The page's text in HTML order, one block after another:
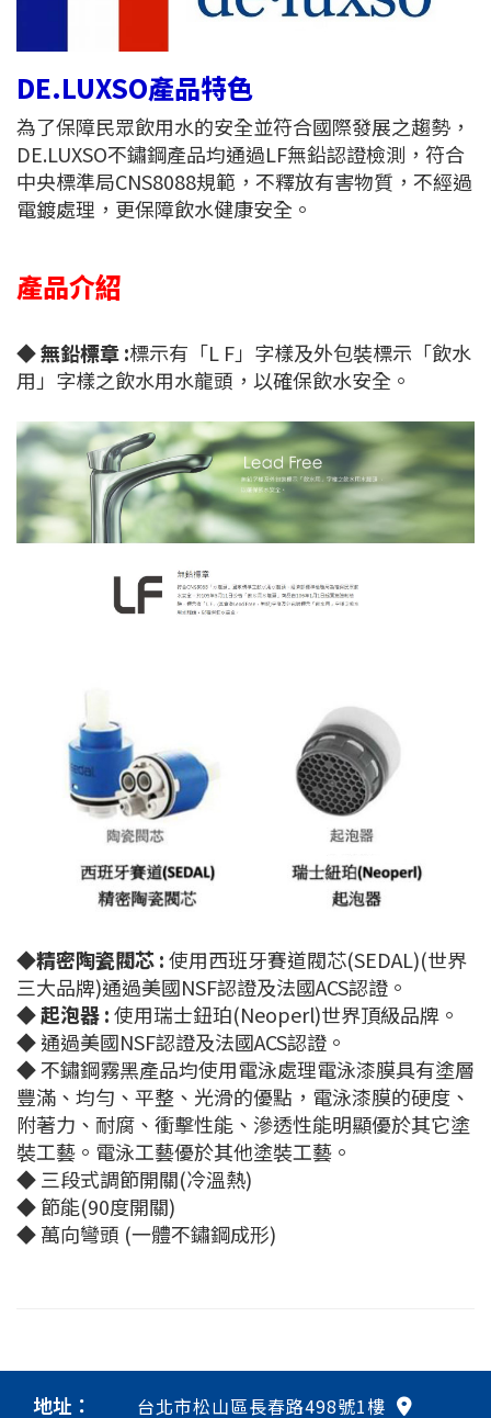
DE.LUXSO產品特色
為了保障民眾飲用水的安全並符合國際發展之趨勢，
DE.LUXSO不鏽鋼產品均通過LF無鉛認證檢測，符合
中央標準局CNS8088規範，不釋放有害物質，不經過
電鍍處理，更保障飲水健康安全。
產品介紹
◆無鉛標章 :標示有「L F」字樣及外包裝標示「飲水
用」字樣之飲水用水龍頭，以確保飲水安全。
◆精密陶瓷閥芯 :使用西班牙賽道閥芯(SEDAL)(世界
三大品牌)通過美國NSF認證及法國ACS認證。
◆起泡器 :使用瑞士鈕珀(Neoperl)世界頂級品牌。
◆ 通過美國NSF認證及法國ACS認證。
◆ 不鏽鋼霧黑產品均使用電泳處理電泳漆膜具有塗層
豐滿、均勻、平整、光滑的優點，電泳漆膜的硬度、
附著力、耐腐、衝擊性能、滲透性能明顯優於其它塗
裝工藝。電泳工藝優於其他塗裝工藝。
◆ 三段式調節開關(冷溫熱)
◆ 節能(90度開關)
◆ 萬向彎頭 (一體不鏽鋼成形)
地址： 台北市松山區長春路498號1樓